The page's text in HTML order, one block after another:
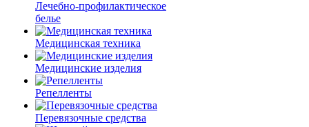
Лечебно-профилактическое
белье
Медицинская техника
Медицинские изделия
Репелленты
Перевязочные средства